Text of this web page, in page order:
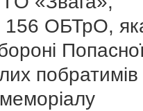
156 ОБТрО,
побратимів